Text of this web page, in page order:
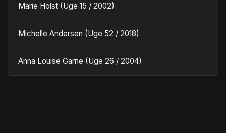
Marie Holst (Uge 15 / 2002)
Michelle Andersen (Uge 52 / 2018)
Anna Louise Garne (Uge 26 / 2004)